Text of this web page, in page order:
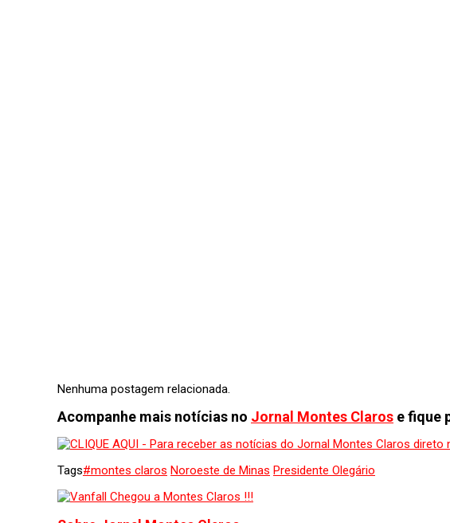
Nenhuma postagem relacionada.
Acompanhe mais notícias no Jornal Montes Claros e fique
Tags#montes claros Noroeste de Minas Presidente Olegário